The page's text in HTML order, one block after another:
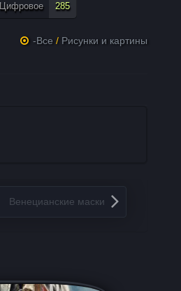
Цифровое 285
-Все / Рисунки и картины
Венецианские маски